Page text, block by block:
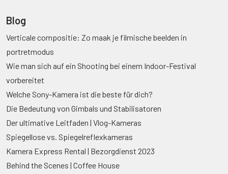
Blog
Verticale compositie: Zo maak je filmische beelden in
portretmodus
Wie man sich auf ein Shooting bei einem Indoor-Festival
vorbereitet
Welche Sony-Kamera ist die beste für dich?
Die Bedeutung von Gimbals und Stabilisatoren
Der ultimative Leitfaden | Vlog-Kameras
Spiegellose vs. Spiegelreflexkameras
Kamera Express Rental | Bezorgdienst 2023
Behind the Scenes | Coffee House